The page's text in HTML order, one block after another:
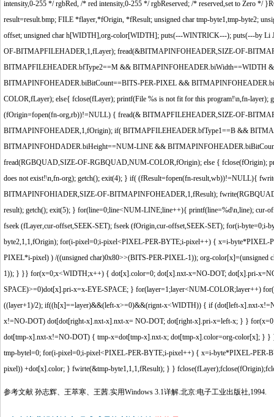
intensity,0-255 */ rgbRed, /* red intensity,0-255 */ rgbReserved; /* reserved,set to Zero
result=result.bmp; FILE *flayer,*fOrigin, *fResult; unsigned char tmp-byte1,tmp-byte2;
offset; unsigned char h[WIDTH],org-color[WIDTH]; puts(---WINTRICK---); puts(---by
OF-BITMAPFILEHADER,1,fLayer); fread(&BITMAPINFOHEADER,SIZE-OF-
BITMAPFILEHEADER.bfType2==M && BITMAPINFOHEADER.biWidth==WIDTH
BITMAPINFOHEADER.biBitCount==BITS-PER-PIXEL &&
COLOR,fLayer); else{ fclose(fLayer); printf(File %s is not fit for this program!\n,fn-
(fOrigin=fopen(fn-org,rb))!=NULL) { fread(& BITMAPFILEHEADER,SIZE-OF-
BITMAPINFOHEADER,1,fOrigin); if( BITMAPFILEHEADER.bfType1==B &&
BITMAPINFOHDADER.biHeight==NUM-LINE &&
fread(RGBQUAD,SIZE-OF-RGBQUAD,NUM-COLOR,fOrigin); else { fclose(fOrigin);
does not exist!\n,fn-org); getch(); exit(4); } if( (fResult=fopen(fn-result,wb))!=NULL){
BITMAPINFOHIADER,SIZE-OF-BITMAPINFOHEADER,1,fResult);
result); getch(); exit(5); } for(line=0;line<NUM-LINE;line++){ printf(line=%d\n,line); cur-
fseek (fLayer,cur-offset,SEEK-SET); fseek (fOrigin,cur-offset,SEEK-SET); for(i-
byte2,1,1,fOrigin); for(i-pixel=0;i-pixel<PIXEL-PER-BYTE;i-pixel++) { x=i-
PIXEL*i-pixel) ) /((unsigned char)0x80>>(BITS-PER-PIXEL-1)); org-
1)); } }} for(x=0;x<WIDTH;x++) { dot[x].color=0; dot[x].nxt-x=NO-DOT; dot[x].pri-
SPACE)>=0)dot[x].pri-x=x-EYE-SPACE; } for(layer=1;layer<NUM-COLOR;layer++)
((layer+1)/2); if((h[x]==layer)&&(left-x>=0)&&(rignt-x<WIDTH)) { if (dot[left-x].nxt-
x!=NO-DOT) dot[dot[right-x].nxt-x].nxt-x= NO-DOT; dot[right-x].pri-x=left-x; } }
dot[tmp-x].nxt-x!=NO-DOT) { tmp-x=dot[tmp-x].nxt-x; dot[tmp-x].color=org-color[x]; }
tmp-bytel=0; for(i-pixel=0;i-pixel<PIXEL-PER-BYTE;i-pixel++) { x=i-byte*PIXEL-
pixel)) +dot[x].color; } fwirte(&tmp-byte1,1,1,fResult); } }
参考文献 孙志辉、王萃寒、王茜.实用Windows 3.1详解.北京:电子工业出版社,1994.